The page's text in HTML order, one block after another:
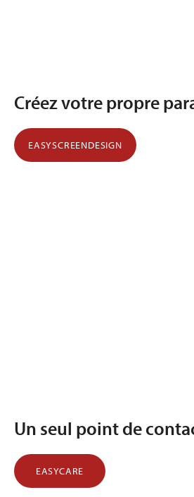
Créez votre propre
EASYSCREENDESIGN
Un seul point de
EASYCARE